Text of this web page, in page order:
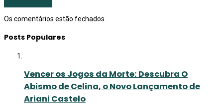
Os comentários estão fechados.
Posts Populares
Vencer os Jogos da Morte: Descubra O
Abismo de Celina, o Novo Lançamento de
Ariani Castelo